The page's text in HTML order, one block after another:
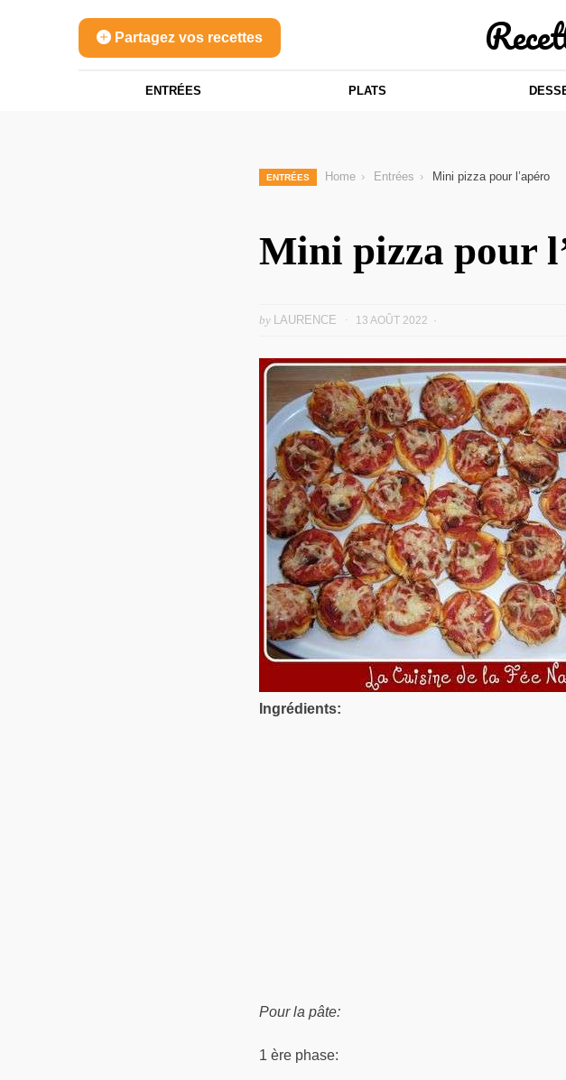
Partagez vos recettes
ENTRÉES PLATS
ENTRÉES Home Entrées Mini pizza pour l’apéro
Mini pizza pour
by LAURENCE 13 AOÛT 2022
Ingrédients:
Pour la pâte:
1 ère phase: